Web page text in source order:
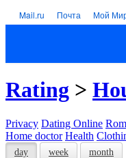
Mail.ru Почта Мой
Rating >
Privacy Dating Online
Home doctor Health
day week month